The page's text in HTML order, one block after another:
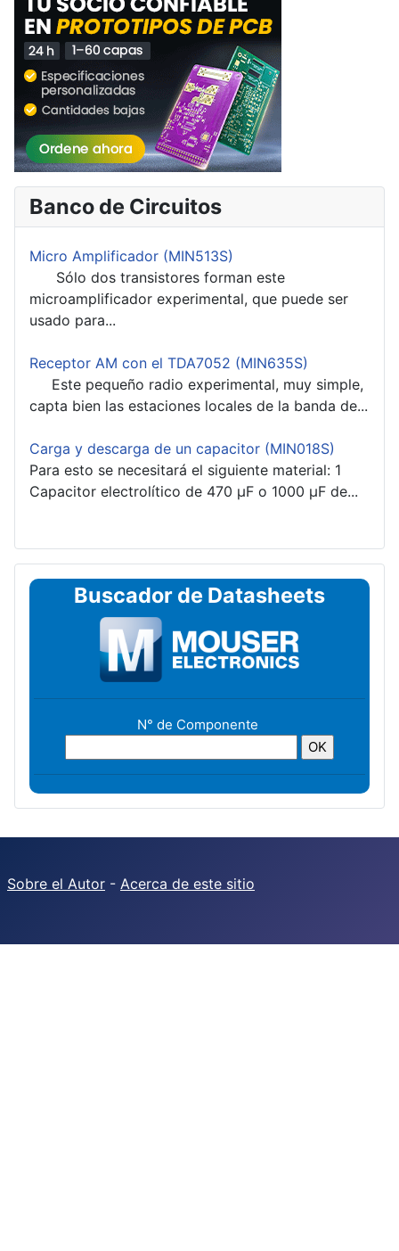
Banco de Circuitos
Micro Amplificador (MIN513S)
Sólo dos transistores forman este
microamplificador experimental, que puede ser
usado para...
Receptor AM con el TDA7052 (MIN635S)
Este pequeño radio experimental, muy simple,
capta bien las estaciones locales de la banda de...
Carga y descarga de un capacitor (MIN018S)
Para esto se necesitará el siguiente material: 1
Capacitor electrolítico de 470 µF o 1000 µF de...
Buscador de Datasheets
N° de Componente
Sobre el Autor - Acerca de este sitio